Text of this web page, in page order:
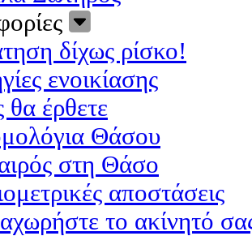
δίχως ρίσκο!
ενοικίασης
έρθετε
Θάσου
στη Θάσο
αποστάσεις
το ακίνητό